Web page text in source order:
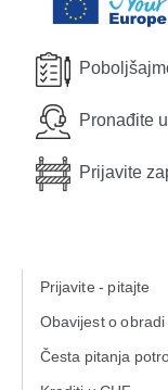
Pronađite
Prijavite
Prijavite - pitajte
Obavijest o
Česta pitanja